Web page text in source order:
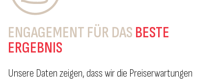
ENGAGEMENT FÜR DAS BESTE
ERGEBNIS
Unsere Daten zeigen, dass wir die Preiserwartungen